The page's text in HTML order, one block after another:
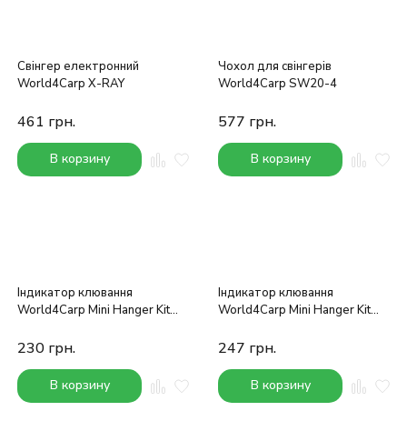
Свінгер електронний
World4Carp X-RAY
461 грн.
В корзину
Чохол для свінгерів
World4Carp SW20-4
577 грн.
В корзину
Індикатор клювання
World4Carp Mini Hanger Kit
230 грн.
В корзину
Індикатор клювання
World4Carp Mini Hanger Kit
247 грн.
В корзину